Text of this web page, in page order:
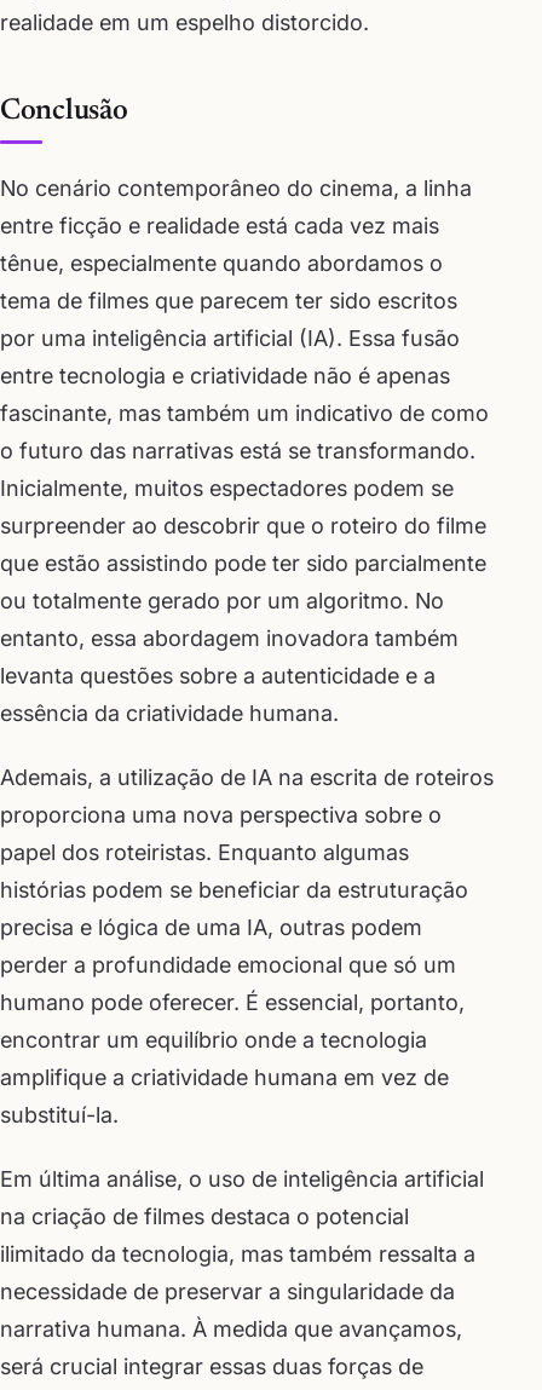
realidade em um espelho distorcido.
Conclusão
No cenário contemporâneo do cinema, a linha
entre ficção e realidade está cada vez mais
tênue, especialmente quando abordamos o
tema de filmes que parecem ter sido escritos
por uma inteligência artificial (IA). Essa fusão
entre tecnologia e criatividade não é apenas
fascinante, mas também um indicativo de como
o futuro das narrativas está se transformando.
Inicialmente, muitos espectadores podem se
surpreender ao descobrir que o roteiro do filme
que estão assistindo pode ter sido parcialmente
ou totalmente gerado por um algoritmo. No
entanto, essa abordagem inovadora também
levanta questões sobre a autenticidade e a
essência da criatividade humana.
Ademais, a utilização de IA na escrita de roteiros
proporciona uma nova perspectiva sobre o
papel dos roteiristas. Enquanto algumas
histórias podem se beneficiar da estruturação
precisa e lógica de uma IA, outras podem
perder a profundidade emocional que só um
humano pode oferecer. É essencial, portanto,
encontrar um equilíbrio onde a tecnologia
amplifique a criatividade humana em vez de
substituí-la.
Em última análise, o uso de inteligência artificial
na criação de filmes destaca o potencial
ilimitado da tecnologia, mas também ressalta a
necessidade de preservar a singularidade da
narrativa humana. À medida que avançamos,
será crucial integrar essas duas forças de